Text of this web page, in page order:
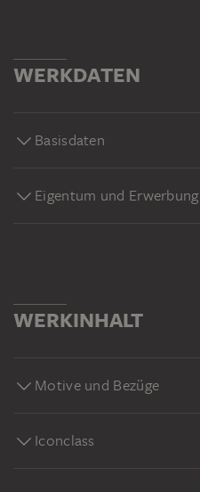
WERKDATEN
Basisdaten
Eigentum und Erwerbung
WERKINHALT
Motive und Bezüge
Iconclass